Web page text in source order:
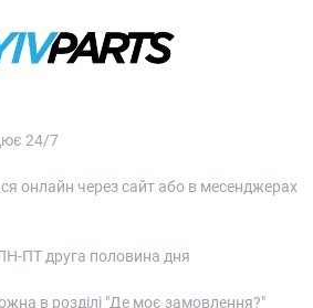
24/7
онлайн через сайт або в месенджерах
ПТ друга половина дня
в розділі "Де моє замовлення?"